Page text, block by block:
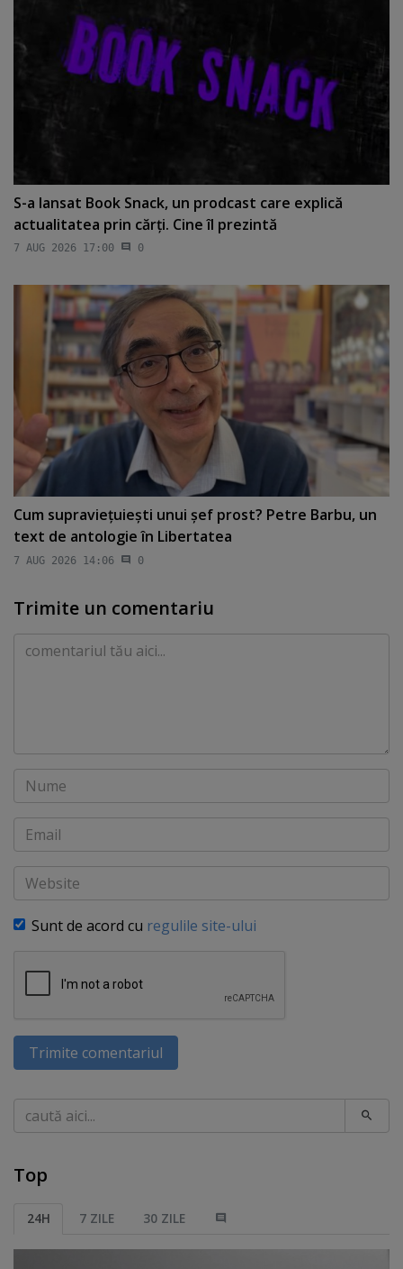
S-a lansat Book Snack, un prodcast care explică
actualitatea prin cărţi. Cine îl prezintă
7 AUG 2026 17:00 0
Cum supravieţuieşti unui şef prost? Petre Barbu, un
text de antologie în Libertatea
7 AUG 2026 14:06 0
Trimite un comentariu
Comentariu
Nume
Email
Website
Sunt de acord cu regulile site-ului
Trimite comentariul
Caută
Top
24H 7 ZILE 30 ZILE